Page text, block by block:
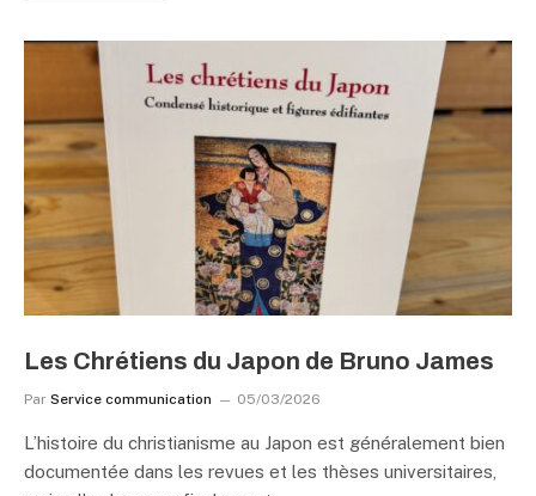
Les Chrétiens du Japon de Bruno James
Par Service communication 05/03/2026
L’histoire du christianisme au Japon est généralement bien
documentée dans les revues et les thèses universitaires,